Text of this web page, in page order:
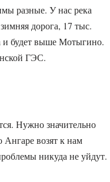
разные. У нас река
дорога, 17 тыс.
и будет выше Мотыгино.
ГЭС.
Нужно значительно
возят к нам
никуда не уйдут.